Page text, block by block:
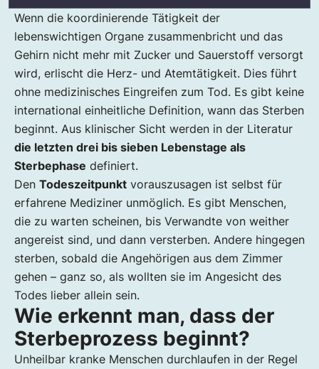
Wenn die koordinierende Tätigkeit der
lebenswichtigen Organe zusammenbricht und das
Gehirn nicht mehr mit Zucker und Sauerstoff versorgt
wird, erlischt die Herz- und Atemtätigkeit. Dies führt
ohne medizinisches Eingreifen zum Tod. Es gibt keine
international einheitliche Definition, wann das Sterben
beginnt. Aus klinischer Sicht werden in der Literatur
die letzten drei bis sieben Lebenstage als
Sterbephase definiert.
Den Todeszeitpunkt vorauszusagen ist selbst für
erfahrene Mediziner unmöglich. Es gibt Menschen,
die zu warten scheinen, bis Verwandte von weither
angereist sind, und dann versterben. Andere hingegen
sterben, sobald die Angehörigen aus dem Zimmer
gehen – ganz so, als wollten sie im Angesicht des
Todes lieber allein sein.
Wie erkennt man, dass der
Sterbeprozess beginnt?
Unheilbar kranke Menschen durchlaufen in der Regel